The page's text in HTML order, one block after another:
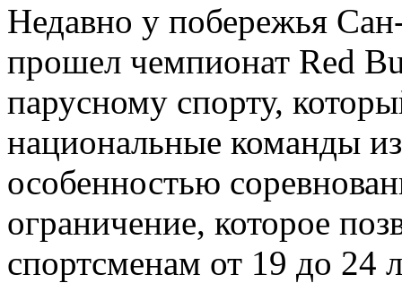
Недавно у побережья
прошел чемпионат Red
парусному спорту,
национальные команды
особенностью
ограничение, которое
спортсменам от 19 до 24